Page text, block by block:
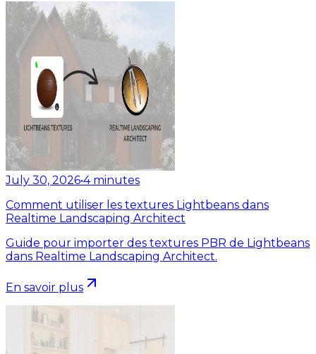
July 30, 2026•4 minutes
Comment utiliser les textures Lightbeans dans
Realtime Landscaping Architect
Guide pour importer des textures PBR de Lightbeans
dans Realtime Landscaping Architect.
En savoir plus